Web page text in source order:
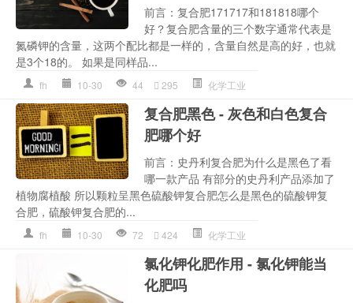
前言：复合肥171717和181818哪个
好？复合肥含量的三个数字通常代表是
氮磷钾的含量，这两个配比都是一样的，含量自然是高的好，也就
是3个18的。 如果是同样品...
fh 10-30 44 295 化学工业
复合肥黑色 - 灰色和白色复合
肥哪个好
前言：史丹利复合肥为什么是黑色了看
哪一款产品 有部分的史丹利产品添加了
植物腐植酸 所以颗粒呈黑色硫酸钾复合肥怎么是黑色的硫酸钾复
合肥，硫酸钾复合肥的...
fh 10-30 72 424 化学工业
氯化钾化肥作用 - 氯化钾能当
化肥吗